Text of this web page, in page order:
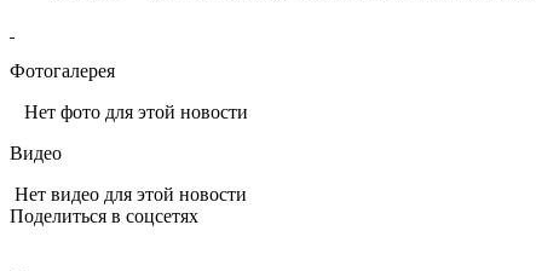
Фотогалерея
Нет фото для этой новости
Видео
Нет видео для этой новости
Поделиться в соцсетях